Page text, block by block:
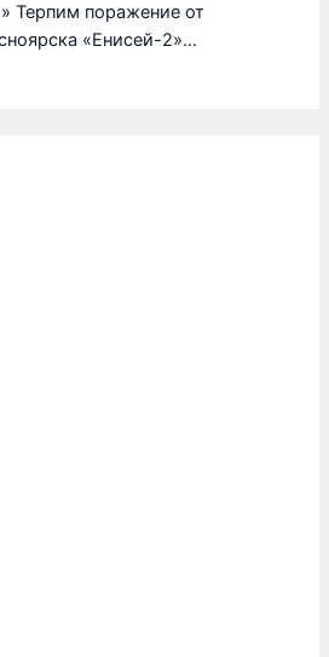
Терпим поражение от
«Енисей-2»…